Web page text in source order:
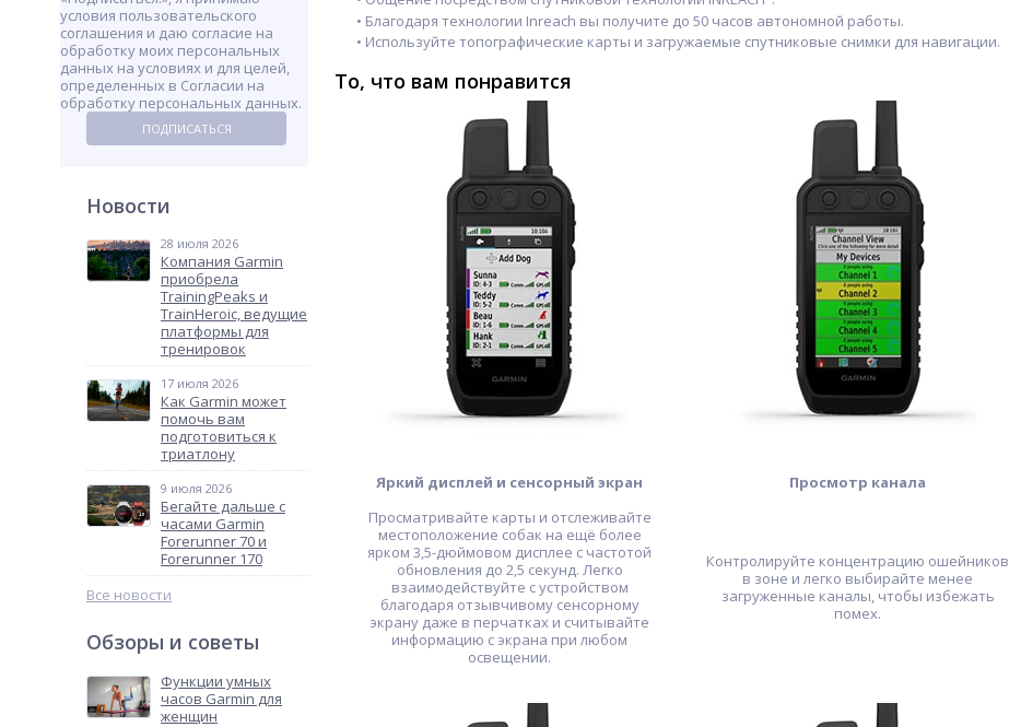
условия пользовательского
соглашения и даю согласие на
обработку моих персональных
данных на условиях и для целей,
определенных в Согласии на
обработку персональных данных.
ПОДПИСАТЬСЯ
Новости
28 июля 2026
Компания Garmin
приобрела
TrainingPeaks и
TrainHeroic, ведущие
платформы для
тренировок
17 июля 2026
Как Garmin может
помочь вам
подготовиться к
триатлону
9 июля 2026
Бегайте дальше с
часами Garmin
Forerunner 70 и
Forerunner 170
Все новости
Обзоры и советы
Функции умных
часов Garmin для
женщин
• Благодаря технологии Inreach вы получите до 50 часов автономной работы.
• Используйте топографические карты и загружаемые спутниковые снимки для навигации.
То, что вам понравится
Яркий дисплей и сенсорный экран Просмотр канала
Просматривайте карты и отслеживайте
местоположение собак на ещё более
ярком 3,5-дюймовом дисплее с частотой
обновления до 2,5 секунд. Легко
взаимодействуйте с устройством
благодаря отзывчивому сенсорному
экрану даже в перчатках и считывайте
информацию с экрана при любом
освещении.
Контролируйте концентрацию ошейников
в зоне и легко выбирайте менее
загруженные каналы, чтобы избежать
помех.